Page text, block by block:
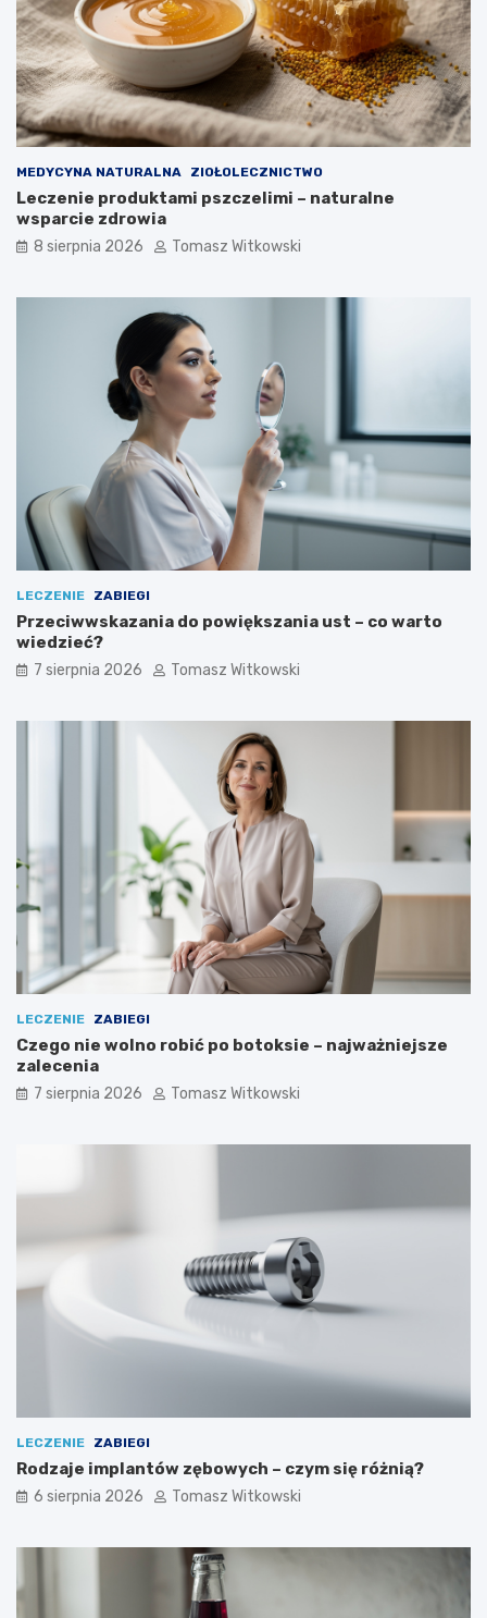
d
ł
u
g
o
m
o
ż
n
a
j
s
o
r
z
y
c
y
MEDYCYNA NATURALNA ZIOŁOLECZNICTWO
Leczenie produktami pszczelimi – naturalne
wsparcie zdrowia
8 sierpnia 2026 Tomasz Witkowski
LECZENIE ZABIEGI
Przeciwwskazania do powiększania ust – co warto
wiedzieć?
7 sierpnia 2026 Tomasz Witkowski
LECZENIE ZABIEGI
Czego nie wolno robić po botoksie – najważniejsze
zalecenia
7 sierpnia 2026 Tomasz Witkowski
LECZENIE ZABIEGI
Rodzaje implantów zębowych – czym się różnią?
6 sierpnia 2026 Tomasz Witkowski